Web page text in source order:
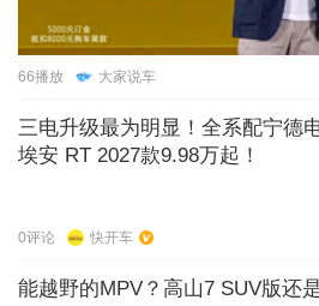
66播放 大家说车
三电升级最为明显！全系配宁德
埃安 RT 2027款9.98万起！
0评论 快开车
能越野的MPV？高山7 SUV版还